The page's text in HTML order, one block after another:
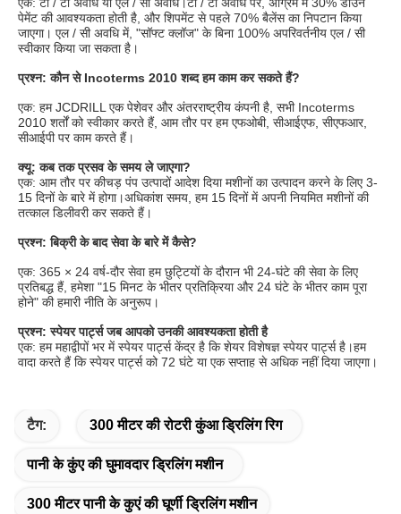
पेमेंट की आवश्यकता होती है, और शिपमेंट से पहले 70% बैलेंस का निपटान किया
जाएगा। एल / सी अवधि में, "सॉफ्ट क्लॉज" के बिना 100% अपरिवर्तनीय एल / सी
स्वीकार किया जा सकता है।
प्रश्न: कौन से Incoterms 2010 शब्द हम काम कर सकते हैं?
एक: हम JCDRILL एक पेशेवर और अंतरराष्ट्रीय कंपनी है, सभी Incoterms
2010 शर्तों को स्वीकार करते हैं, आम तौर पर हम एफओबी, सीआईएफ, सीएफआर,
सीआईपी पर काम करते हैं।
क्यू: कब तक प्रसव के समय ले जाएगा?
एक: आम तौर पर कीचड़ पंप उत्पादों आदेश दिया मशीनों का उत्पादन करने के लिए 3-
15 दिनों के बारे में होगा।अधिकांश समय, हम 15 दिनों में अपनी नियमित मशीनों की
तत्काल डिलीवरी कर सकते हैं।
प्रश्न: बिक्री के बाद सेवा के बारे में कैसे?
एक: 365 × 24 वर्ष-दौर सेवा हम छुट्टियों के दौरान भी 24-घंटे की सेवा के लिए
प्रतिबद्ध हैं, हमेशा "15 मिनट के भीतर प्रतिक्रिया और 24 घंटे के भीतर काम पूरा
होने" की हमारी नीति के अनुरूप।
प्रश्न: स्पेयर पार्ट्स जब आपको उनकी आवश्यकता होती है
एक: हम महाद्वीपों भर में स्पेयर पार्ट्स केंद्र है कि शेयर विशेषज्ञ स्पेयर पार्ट्स है।हम
वादा करते हैं कि स्पेयर पार्ट्स को 72 घंटे या एक सप्ताह से अधिक नहीं दिया जाएगा।
टैग: 300 मीटर की रोटरी कुंआ ड्रिलिंग रिग
पानी के कुंए की घुमावदार ड्रिलिंग मशीन
300 मीटर पानी के कुएं की घूर्णी ड्रिलिंग मशीन